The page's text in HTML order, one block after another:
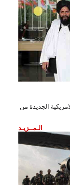
الجديدة من
الـمــزيـد